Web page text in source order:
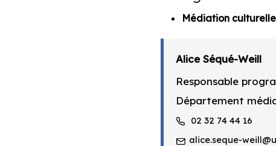
Médiation culturelle
Alice Séqué-Weill
Responsable
Département
02 32 74 44 16
alice.seque-